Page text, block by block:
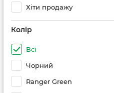
Хіти продажу
Колір
Всі
Чорний
Ranger Green